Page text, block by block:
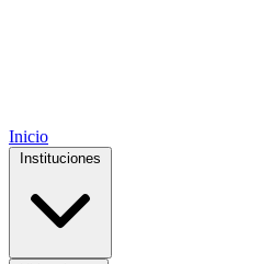
Inicio
Instituciones